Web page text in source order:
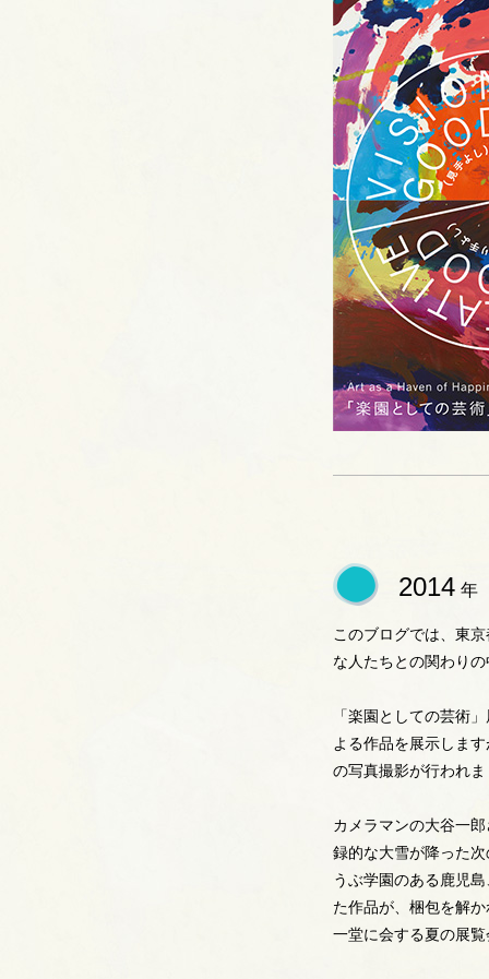
2014 年
このブログでは、東
な人たちとの関わり
「楽園としての芸術
よる作品を展示しま
の写真撮影が行われ
カメラマンの大谷一
録的な大雪が降った
うぶ学園のある鹿児
た作品が、梱包を解
一堂に会する夏の展